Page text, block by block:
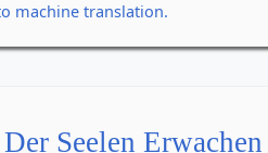
machine translation.
Seelen Erwachen